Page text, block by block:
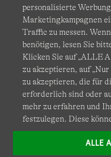
Cookies Ich
Site Map
Diese Website ist
personalisierte
Marketingkampagnen
Traffic zu messen.
benötigen, lesen Sie
Klicken Sie auf „ALLE
zu akzeptieren, auf
zu akzeptieren, die für
erforderlich sind oder
mehr zu erfahren und
festzulegen. Diese
ALLE